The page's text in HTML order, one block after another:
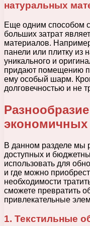
натуральных
Еще одним способом
больших затрат
материалов.
панели или плитку из
уникального и
придают помещению
ему особый шарм.
долговечностью и не
экономичных
В данном разделе мы
доступных и
использовать для
и где можно
необходимости
сможете превратить
привлекательные
1. Текстильные